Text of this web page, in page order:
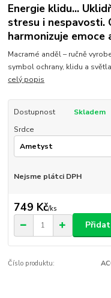
Energie klidu...
stresu i nespavosti.
harmonizuje
Macramé anděl – ručně
symbol ochrany, klidu a
celý popis
Dostupnost
Skladem
Srdce
Nejsme plátci DPH
749 Kč/ks
Číslo produktu: